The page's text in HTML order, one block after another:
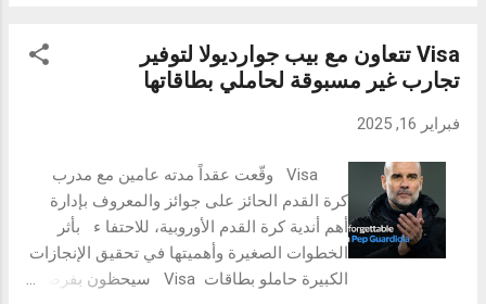
المعنيّة. وافتتحت فعاليات قمّة الخليج لشؤون
تنظيم الدواء يومي 17 و18 فبراير حيث تمّ تسليط
التيقظ الدوائي بدول مجلس التعاون، وملتقى
المناقصات الطبيّة والأعمال في 19 و20 فبراير،
حيث تم التطرق بشكل واسع لاستراتيجيات
الشراء والمناقصات، لتختتم بعد ذلك القمّة
أعمالها في 21 فبراير بورشة تدريبية حول
التقديم الإلكتروني للملفات التقنية الدوائية
Visa تتعاون مع بيب جوارديولا لتوفير
تجارب غير مسبوقة لحاملي بطاقاتها
فبراير 16, 2025
Visa وقّعت عقداً مدته عامين مع مدرب
كرة القدم الحائز على جوائز والمعروف بإدارة
أهم أندية كرة القدم الأوروبية، للاحتفا ء بأثر
الخطوات الصغيرة وأهميتها في تحقيق الإنجازات
الكبيرة حاملو بطاقات Visa سيحظون بفرصة